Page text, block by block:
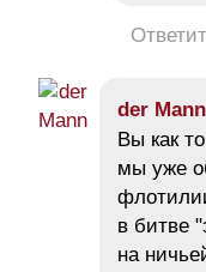
der Mann
Вы как
мы уже
в битве
на